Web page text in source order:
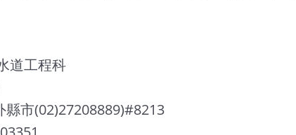
道工程科
市(02)27208889)#8213